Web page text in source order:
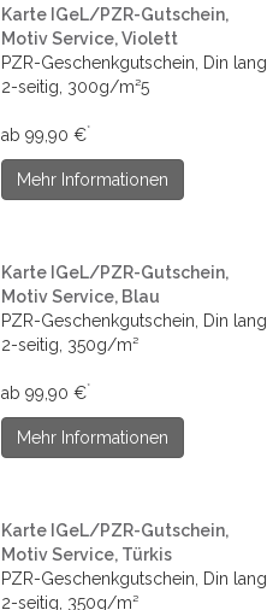
Karte IGeL/PZR-Gutschein,
Motiv Service, Violett
PZR-Geschenkgutschein, Din lang,
2-seitig, 300g/m²5
ab 99,90 €*
Mehr Informationen
Karte IGeL/PZR-Gutschein,
Motiv Service, Blau
PZR-Geschenkgutschein, Din lang,
2-seitig, 350g/m²
ab 99,90 €*
Mehr Informationen
Karte IGeL/PZR-Gutschein,
Motiv Service, Türkis
PZR-Geschenkgutschein, Din lang,
2-seitig, 350g/m²